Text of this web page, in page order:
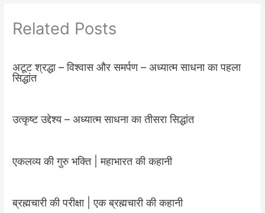
Related Posts
अटूट श्रद्धा – विश्वास और समर्पण – अध्यात्म साधना का पहला
सिद्धांत
उत्कृष्ट उद्देश्य – अध्यात्म साधना का तीसरा सिद्धांत
एकलव्य की गुरु भक्ति | महाभारत की कहानी
ब्रह्मचारी की परीक्षा | एक ब्रह्मचारी की कहानी